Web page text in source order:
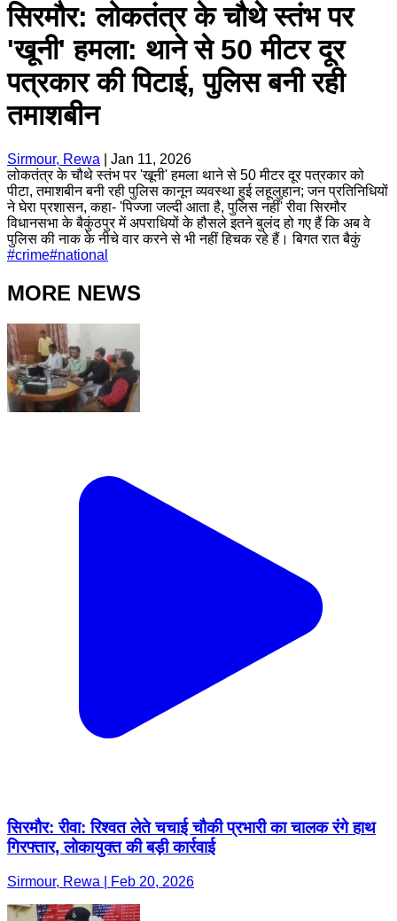
सिरमौर: लोकतंत्र के चौथे स्तंभ पर
'खूनी' हमला: थाने से 50 मीटर दूर
पत्रकार की पिटाई, पुलिस बनी रही
तमाशबीन
Sirmour, Rewa
Jan 11, 2026
लोकतंत्र के चौथे स्तंभ पर 'खूनी' हमला थाने से 50 मीटर दूर पत्रकार को
पीटा, तमाशबीन बनी रही पुलिस कानून व्यवस्था हुई लहूलुहान; जन प्रतिनिधियों
ने घेरा प्रशासन, कहा- 'पिज्जा जल्दी आता है, पुलिस नहीं' रीवा सिरमौर
विधानसभा के बैकुंठपुर में अपराधियों के हौसले इतने बुलंद हो गए हैं कि अब वे
पुलिस की नाक के नीचे वार करने से भी नहीं हिचक रहे हैं। बिगत रात बैकुं
#crime#national
MORE NEWS
सिरमौर: रीवा: रिश्वत लेते चचाई चौकी प्रभारी का चालक रंगे हाथ
गिरफ्तार, लोकायुक्त की बड़ी कार्रवाई
Sirmour, Rewa | Feb 20, 2026